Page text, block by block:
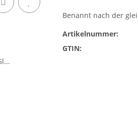
Benannt nach der
Artikelnummer:
GTIN: